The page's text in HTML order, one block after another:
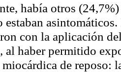
había otros
estaban asintomáticos.
con la aplicación
al haber permitido
miocárdica de reposo: